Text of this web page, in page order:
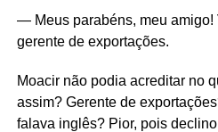
— Meus parabéns, meu amigo!
gerente de exportações.
Moacir não podia acreditar no
assim? Gerente de
falava inglês? Pior, pois